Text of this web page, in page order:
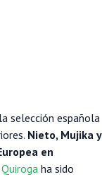
selección española
Nieto, Mujika y
en
ha sido